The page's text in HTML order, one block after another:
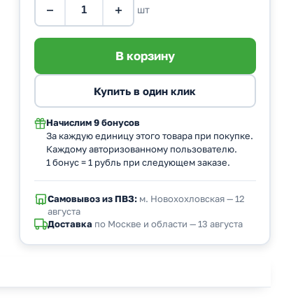
− + шт
Начислим 9 бонусов
За каждую единицу этого товара при покупке.
Каждому авторизованному пользователю.
1 бонус = 1 рубль при следующем заказе.
Самовывоз из ПВЗ:м. Новохохловская — 12
августа
Доставка по Москве и области — 13 августа